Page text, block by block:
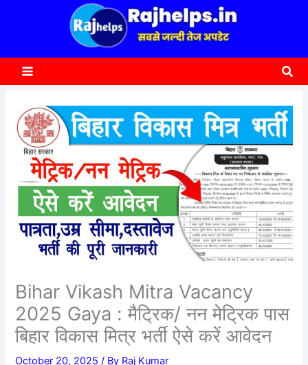
Bihar Vikash Mitra Vacancy
2025 Gaya : मैट्रिक/ नन मेट्रिक पास
बिहार विकास मित्र भर्ती ऐसे करें आवेदन
October 20, 2025/ By Raj Kumar
c